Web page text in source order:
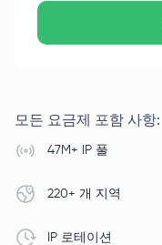
모든 요금제 포함 사항:
47M+ IP 풀
220+ 개 지역
IP 로테이션